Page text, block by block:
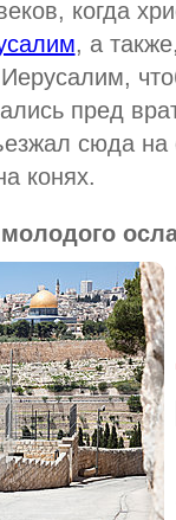
когда
, а
пред
сюда
конях.